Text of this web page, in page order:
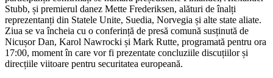
Stubb, și premierul danez Mette Frederiksen, alături de înalți
reprezentanți din Statele Unite, Suedia, Norvegia și alte state aliate.
Ziua se va încheia cu o conferință de presă comună susținută de
Nicușor Dan, Karol Nawrocki și Mark Rutte, programată pentru ora
17:00, moment în care vor fi prezentate concluziile discuțiilor și
direcțiile viitoare pentru securitatea europeană.